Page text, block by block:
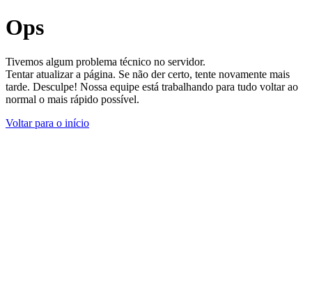
Ops
Tivemos algum problema técnico no servidor.
Tentar atualizar a página. Se não der certo, tente novamente mais
tarde. Desculpe! Nossa equipe está trabalhando para tudo voltar ao
normal o mais rápido possível.
Voltar para o início